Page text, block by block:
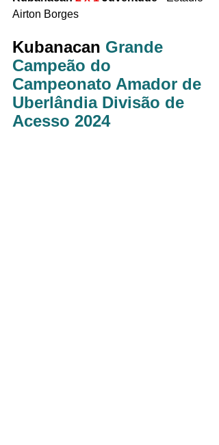
Airton Borges
Kubanacan Grande
Campeão do
Campeonato Amador de
Uberlândia Divisão de
Acesso 2024